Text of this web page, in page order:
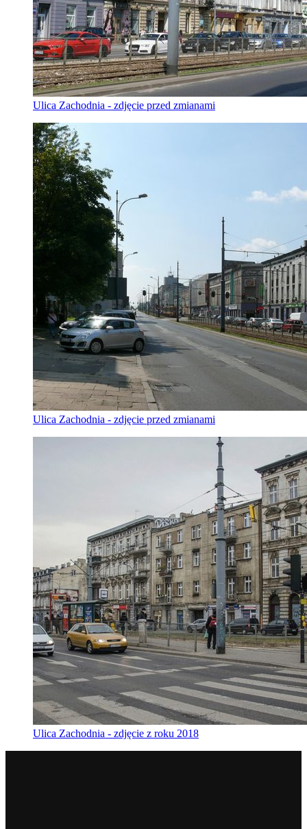
Ulica Zachodnia - zdjęcie przed zmianami
Ulica Zachodnia - zdjęcie przed zmianami
Ulica Zachodnia - zdjęcie z roku 2018